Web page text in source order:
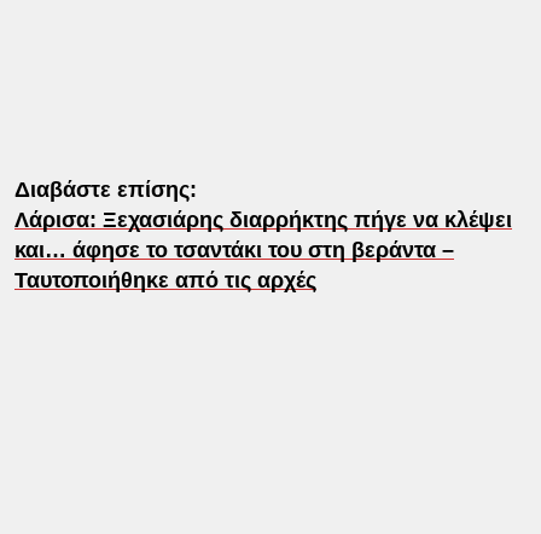
Διαβάστε επίσης:
Λάρισα: Ξεχασιάρης διαρρήκτης πήγε να κλέψει
και… άφησε το τσαντάκι του στη βεράντα –
Ταυτοποιήθηκε από τις αρχές